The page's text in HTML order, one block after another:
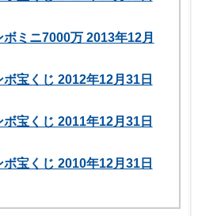
ミニ7000万 2013年12月
宝くじ 2012年12月31日
宝くじ 2011年12月31日
宝くじ 2010年12月31日